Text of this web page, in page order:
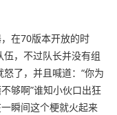
在70版本开放的时
，不过队长并没有组
了，并且喊道：“你为
够啊”谁知小伙口出狂
瞬间这个梗就火起来